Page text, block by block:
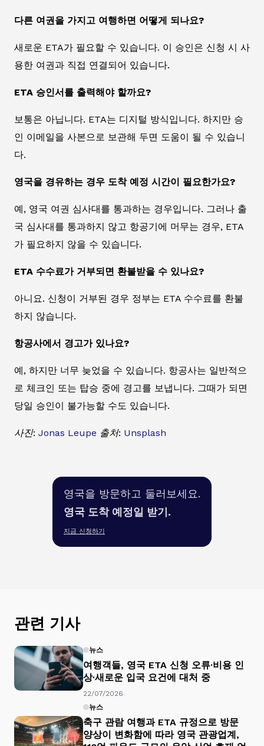
다른 여권을 가지고 여행하면 어떻게 되나요?
새로운 ETA가 필요할 수 있습니다. 이 승인은 신청 시 사
용한 여권과 직접 연결되어 있습니다.
ETA 승인서를 출력해야 할까요?
보통은 아닙니다. ETA는 디지털 방식입니다. 하지만 승
인 이메일을 사본으로 보관해 두면 도움이 될 수 있습니
다.
영국을 경유하는 경우 도착 예정 시간이 필요한가요?
예, 영국 여권 심사대를 통과하는 경우입니다. 그러나 출
국 심사대를 통과하지 않고 항공기에 머무는 경우, ETA
가 필요하지 않을 수 있습니다.
ETA 수수료가 거부되면 환불받을 수 있나요?
아니요. 신청이 거부된 경우 정부는 ETA 수수료를 환불
하지 않습니다.
항공사에서 경고가 있나요?
예, 하지만 너무 늦었을 수 있습니다. 항공사는 일반적으
로 체크인 또는 탑승 중에 경고를 보냅니다. 그때가 되면
당일 승인이 불가능할 수도 있습니다.
사진: Jonas Leupe 출처: Unsplash
영국을 방문하고 둘러보세요.
영국 도착 예정일 받기.
지금 신청하기
관련 기사
뉴스
여행객들, 영국 ETA 신청 오류·비용 인
상·새로운 입국 요건에 대처 중
22/07/2026
뉴스
축구 관람 여행과 ETA 규정으로 방문
양상이 변화함에 따라 영국 관광업계,